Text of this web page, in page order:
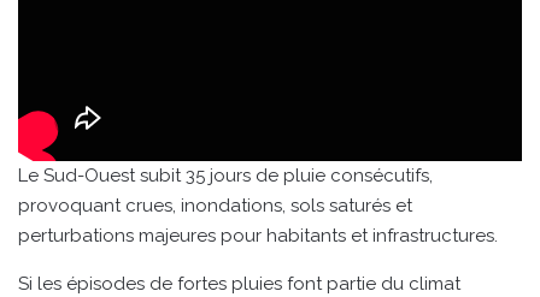
Le Sud-Ouest subit 35 jours de pluie consécutifs,
provoquant crues, inondations, sols saturés et
perturbations majeures pour habitants et infrastructures.
Si les épisodes de fortes pluies font partie du climat